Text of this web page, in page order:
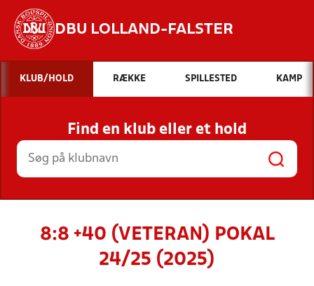
DBU LOLLAND-FALSTER
Hvad vil du søge efter?
INDHOLD OG NYHEDER
STILLINGER, RESULTATER, KLUBBER OG
HOLD
KLUB/HOLD RÆKKE SPILLESTED KAMP
Find en klub eller et hold
8:8 +40 (VETERAN) POKAL
24/25 (2025)